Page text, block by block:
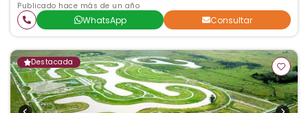
Publicado hace más de un año
WhatsApp Consultar
Destacada